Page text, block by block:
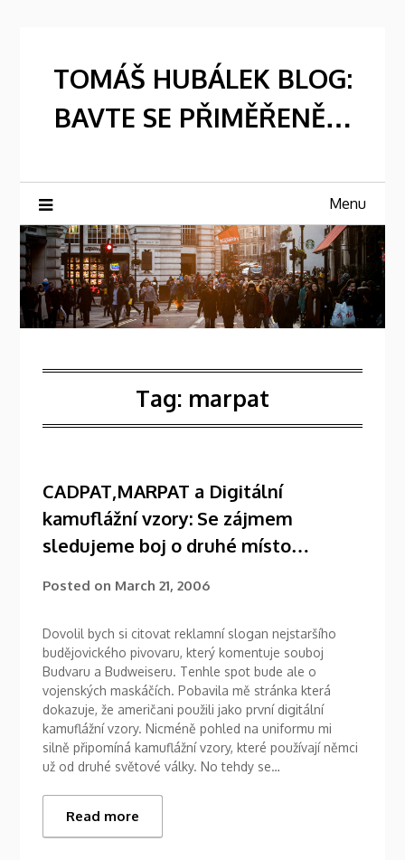
TOMÁŠ HUBÁLEK BLOG:
BAVTE SE PŘIMĚŘENĚ…
Menu
Tag: marpat
CADPAT,MARPAT a Digitální
kamuflážní vzory: Se zájmem
sledujeme boj o druhé místo…
Posted on March 21, 2006
Dovolil bych si citovat reklamní slogan nejstaršího
budějovického pivovaru, který komentuje souboj
Budvaru a Budweiseru. Tenhle spot bude ale o
vojenských maskáčích. Pobavila mě stránka která
dokazuje, že američani použili jako první digitální
kamuflážní vzory. Nicméně pohled na uniformu mi
silně připomíná kamuflážní vzory, které používají němci
už od druhé světové války. No tehdy se…
Read more